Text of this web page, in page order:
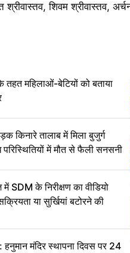
श्रीवास्तव, शिवम श्रीवास्तव,
महिलाओं-बेटियों को बताया
तालाब में मिला बुजुर्ग
परिस्थितियों में मौत से फैली सनसनी
के निरीक्षण का वीडियो
या सुर्खियां बटोरने की
मंदिर स्थापना दिवस पर 24